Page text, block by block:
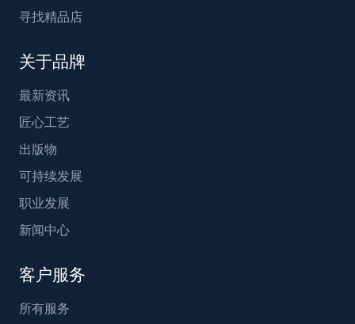
寻找精品店
关于品牌
最新资讯
匠心工艺
出版物
可持续发展
职业发展
新闻中心
客户服务
所有服务